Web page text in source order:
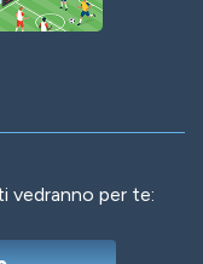
vedranno per te: